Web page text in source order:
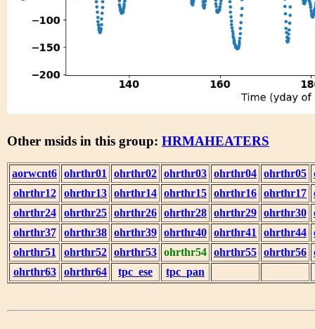
Other msids in this group: HRMAHEATERS
aorwcnt6 ohrthr01 ohrthr02 ohrthr03 ohrthr04 ohrthr05
ohrthr12
ohrthr13 ohrthr14 ohrthr15 ohrthr16 ohrthr17
ohrthr24
ohrthr25 ohrthr26 ohrthr28 ohrthr29 ohrthr30
ohrthr37
ohrthr38 ohrthr39 ohrthr40 ohrthr41 ohrthr44
ohrthr51
ohrthr52 ohrthr53 ohrthr54 ohrthr55 ohrthr56
ohrthr63
ohrthr64 tpc_ese tpc_pan